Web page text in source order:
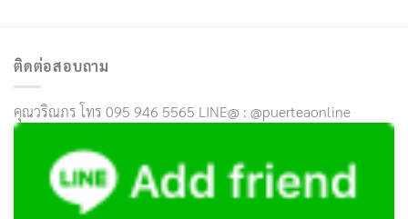
ติดต่อสอบถาม
คุณวริณภร โทร 095 946 5565 LINE@ : @puerteaonline